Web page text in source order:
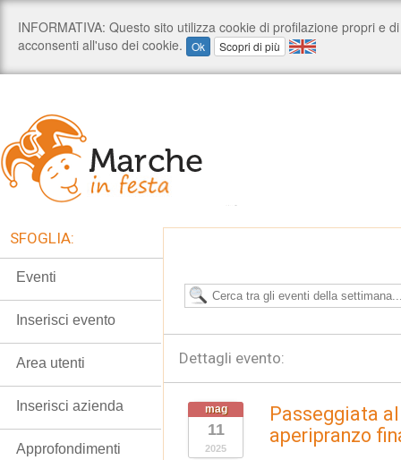
Dettagli evento:
mag
11
2025
Passeggiata
aperipranzo
SFOGLIA:
Eventi
Inserisci evento
Area utenti
Inserisci azienda
Approfondimenti